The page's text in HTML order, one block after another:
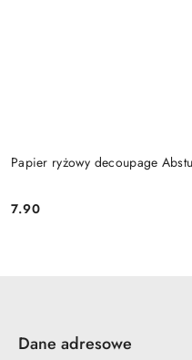
Papier ryżowy decoupage
Cena:
7.90
Dane adresowe